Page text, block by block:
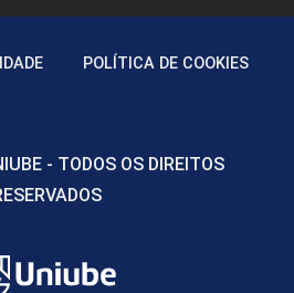
POLÍTICA DE COOKIES
- TODOS OS DIREITOS